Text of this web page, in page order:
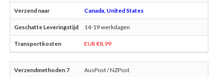
Canada, United States
14-19 werkdagen
EUR €8.99
AusPost / NZPost